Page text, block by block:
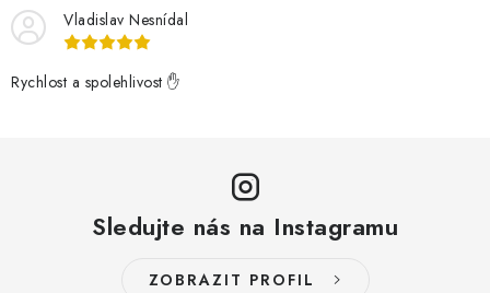
ý
i
Vladislav Nesnídal
Rychlost a spolehlivost ✋
Sledujte nás na Instagramu
ZOBRAZIT PROFIL